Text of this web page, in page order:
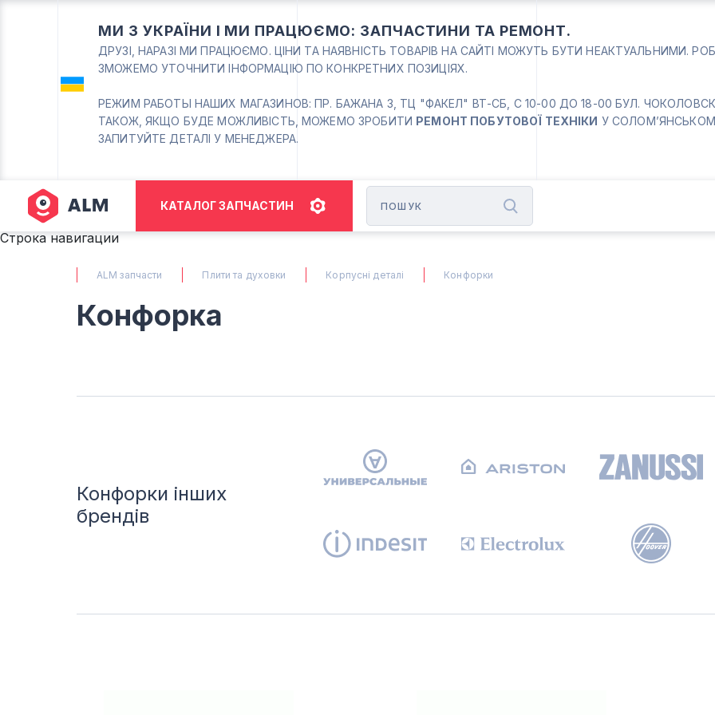
МИ З УКРАЇНИ І МИ ПРАЦЮЄМО: ЗАПЧАСТИНИ ТА РЕМОНТ.
ДРУЗІ, НАРАЗІ МИ ПРАЦЮЄМО. ЦІНИ ТА НАЯВНІСТЬ ТОВАРІВ НА САЙТІ МОЖУТЬ БУТИ НЕАКТУАЛЬНИМИ.
ЗМОЖЕМО УТОЧНИТИ ІНФОРМАЦІЮ ПО КОНКРЕТНИХ ПОЗИЦІЯХ.
РЕЖИМ РАБОТЫ НАШИХ МАГАЗИНОВ: ПР. БАЖАНА 3, ТЦ "ФАКЕЛ" ВТ-СБ, С 10-00 ДО 18-00 БУЛ.
ТАКОЖ, ЯКЩО БУДЕ МОЖЛИВІСТЬ, МОЖЕМО ЗРОБИТИ РЕМОНТ ПОБУТОВОЇ ТЕХНІКИ У
ЗАПИТУЙТЕ ДЕТАЛІ У МЕНЕДЖЕРА.
КАТАЛОГ ЗАПЧАСТИН
Строка навигации
ALM запчасти Плити та духовки Корпусні деталі Конфорки
Конфорка
Конфорки інших
брендів